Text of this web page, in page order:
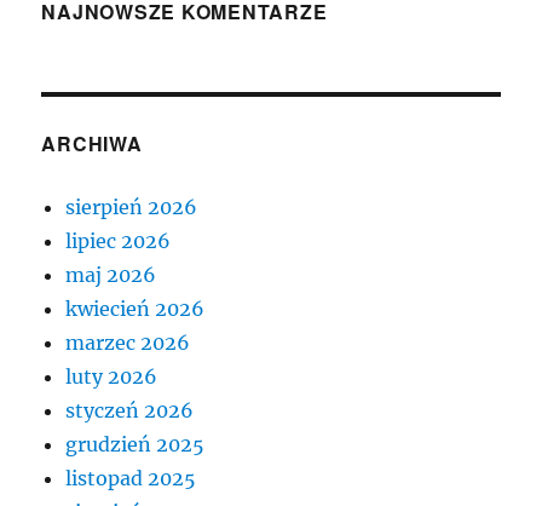
NAJNOWSZE KOMENTARZE
ARCHIWA
sierpień 2026
lipiec 2026
maj 2026
kwiecień 2026
marzec 2026
luty 2026
styczeń 2026
grudzień 2025
listopad 2025